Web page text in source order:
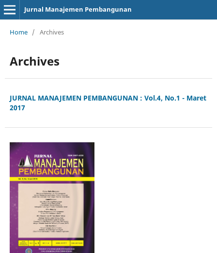
Jurnal Manajemen Pembangunan
Home / Archives
Archives
JURNAL MANAJEMEN PEMBANGUNAN : Vol.4, No.1 - Maret
2017